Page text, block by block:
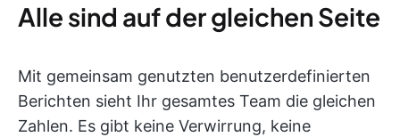
Alle sind auf der gleichen Seite
Mit gemeinsam genutzten benutzerdefinierten
Berichten sieht Ihr gesamtes Team die gleichen
Zahlen. Es gibt keine Verwirrung, keine